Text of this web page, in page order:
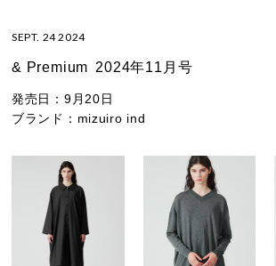
SEPT. 24 2024
& Premium 2024年11月号
発売日： 9月20日
ブランド： mizuiro ind